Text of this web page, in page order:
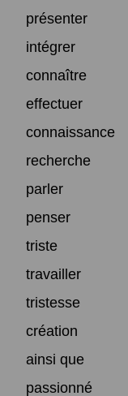
présenter
intégrer
connaître
effectuer
connaissance
recherche
parler
penser
triste
travailler
tristesse
création
ainsi que
passionné